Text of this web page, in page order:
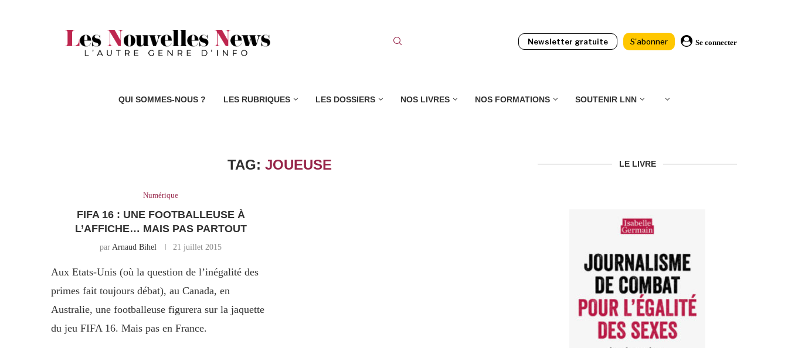
Newsletter gratuite S'abonner Se connecter
QUI SOMMES-NOUS ? LES RUBRIQUES LES DOSSIERS NOS LIVRES NOS FORMATIONS SOUTENIR LNN
TAG: JOUEUSE
Numérique
FIFA 16 : UNE FOOTBALLEUSE À
L’AFFICHE… MAIS PAS PARTOUT
parArnaud Bihel 21 juillet 2015
Aux Etats-Unis (où la question de l’inégalité des
primes fait toujours débat), au Canada, en
Australie, une footballeuse figurera sur la jaquette
du jeu FIFA 16. Mais pas en France.
LE LIVRE